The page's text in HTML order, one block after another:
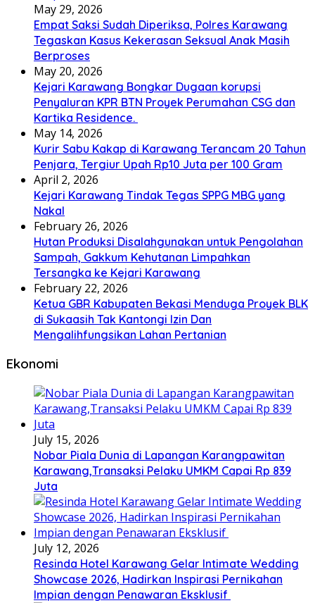
May 29, 2026
Empat Saksi Sudah Diperiksa, Polres Karawang
Tegaskan Kasus Kekerasan Seksual Anak Masih
Berproses
May 20, 2026
Kejari Karawang Bongkar Dugaan korupsi
Penyaluran KPR BTN Proyek Perumahan CSG dan
Kartika Residence.
May 14, 2026
Kurir Sabu Kakap di Karawang Terancam 20 Tahun
Penjara, Tergiur Upah Rp10 Juta per 100 Gram
April 2, 2026
Kejari Karawang Tindak Tegas SPPG MBG yang
Nakal
February 26, 2026
Hutan Produksi Disalahgunakan untuk Pengolahan
Sampah, Gakkum Kehutanan Limpahkan
Tersangka ke Kejari Karawang
February 22, 2026
Ketua GBR Kabupaten Bekasi Menduga Proyek BLK
di Sukaasih Tak Kantongi Izin Dan
Mengalihfungsikan Lahan Pertanian
Ekonomi
July 15, 2026
Nobar Piala Dunia di Lapangan Karangpawitan
Karawang,Transaksi Pelaku UMKM Capai Rp 839
Juta
July 12, 2026
Resinda Hotel Karawang Gelar Intimate Wedding
Showcase 2026, Hadirkan Inspirasi Pernikahan
Impian dengan Penawaran Eksklusif